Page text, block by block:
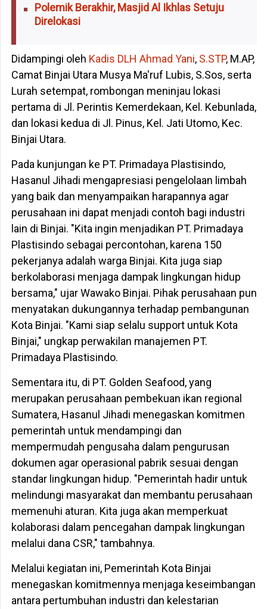
Polemik Berakhir, Masjid Al Ikhlas Setuju
Direlokasi
Didampingi oleh Kadis DLH Ahmad Yani, S.STP, M.AP,
Camat Binjai Utara Musya Ma'ruf Lubis, S.Sos, serta
Lurah setempat, rombongan meninjau lokasi
pertama di Jl. Perintis Kemerdekaan, Kel. Kebunlada,
dan lokasi kedua di Jl. Pinus, Kel. Jati Utomo, Kec.
Binjai Utara.
Pada kunjungan ke PT. Primadaya Plastisindo,
Hasanul Jihadi mengapresiasi pengelolaan limbah
yang baik dan menyampaikan harapannya agar
perusahaan ini dapat menjadi contoh bagi industri
lain di Binjai. "Kita ingin menjadikan PT. Primadaya
Plastisindo sebagai percontohan, karena 150
pekerjanya adalah warga Binjai. Kita juga siap
berkolaborasi menjaga dampak lingkungan hidup
bersama," ujar Wawako Binjai. Pihak perusahaan pun
menyatakan dukungannya terhadap pembangunan
Kota Binjai. "Kami siap selalu support untuk Kota
Binjai," ungkap perwakilan manajemen PT.
Primadaya Plastisindo.
Sementara itu, di PT. Golden Seafood, yang
merupakan perusahaan pembekuan ikan regional
Sumatera, Hasanul Jihadi menegaskan komitmen
pemerintah untuk mendampingi dan
mempermudah pengusaha dalam pengurusan
dokumen agar operasional pabrik sesuai dengan
standar lingkungan hidup. "Pemerintah hadir untuk
melindungi masyarakat dan membantu perusahaan
memenuhi aturan. Kita juga akan memperkuat
kolaborasi dalam pencegahan dampak lingkungan
melalui dana CSR," tambahnya.
Melalui kegiatan ini, Pemerintah Kota Binjai
menegaskan komitmennya menjaga keseimbangan
antara pertumbuhan industri dan kelestarian